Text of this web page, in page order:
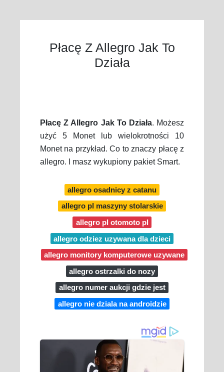
Płacę Z Allegro Jak To
Działa
Płacę Z Allegro Jak To Działa. Możesz
użyć 5 Monet lub wielokrotności 10
Monet na przykład. Co to znaczy płacę z
allegro. I masz wykupiony pakiet Smart.
allegro osadnicy z catanu
allegro pl maszyny stolarskie
allegro pl otomoto pl
allegro odziez uzywana dla dzieci
allegro monitory komputerowe uzywane
allegro ostrzalki do nozy
allegro numer aukcji gdzie jest
allegro nie dziala na androidzie